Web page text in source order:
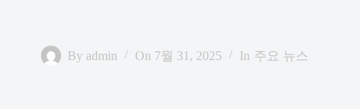
By admin On 7월 31, 2025 In 주요 뉴스